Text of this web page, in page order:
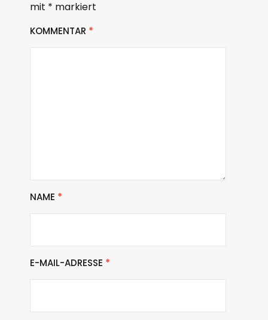
mit * markiert
KOMMENTAR *
NAME *
E-MAIL-ADRESSE *